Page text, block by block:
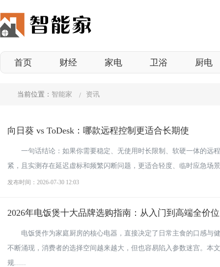
首页 财经 家电 卫浴 厨电
当前位置： 智能家 资讯
向日葵 vs ToDesk：哪款远程控制更适合长期使
一句话结论：如果你需要稳定、无使用时长限制、软硬一体的远
紧，且实测存在延迟虚标和频繁闪断问题，更适合轻度、临时应急场
发布时间：2026-07-30 12:03
2026年电饭煲十大品牌选购指南：从入门到高端全价位
电饭煲作为家庭厨房的核心电器，直接决定了日常主食的口感与
不断涌现，消费者的选择空间越来越大，但也容易陷入参数迷宫。本
规......